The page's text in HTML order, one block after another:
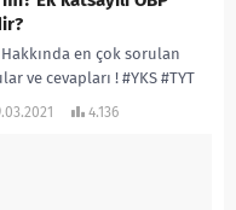
Hakkında en çok sorulan
ve cevapları ! #YKS​ #TYT​
#SINAV​ #KONUDAĞILIMI​
4.136